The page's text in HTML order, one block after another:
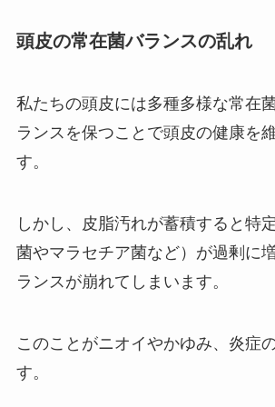
頭皮の常在菌バランスの乱れ
私たちの頭皮には多種多様な常在
ランスを保つことで頭皮の健康を
す。
しかし、皮脂汚れが蓄積すると特
菌やマラセチア菌など）が過剰に
ランスが崩れてしまいます。
このことがニオイやかゆみ、炎症
す。